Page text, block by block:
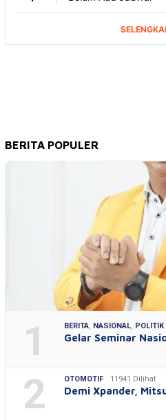
BERITA POPULER
1 BERITA, NASIONAL, POLITIK
Gelar Seminar
2 OTOMOTIF 11941 Dilihat
Demi Xpander,